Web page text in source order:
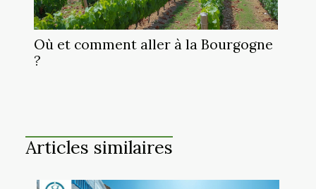
Où et comment aller à la Bourgogne
?
Articles similaires